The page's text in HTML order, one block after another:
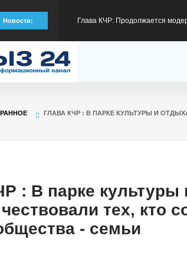
Новости: отрезке Сары-Тюз -
Глава КЧР обратился с
Глава КЧР Рашид Темрезов:
содействия занятости в
ГЛАВА КЧР : В ПАРКЕ КУЛЬТУРЫ И
: В парке
тех, кто
- семьи